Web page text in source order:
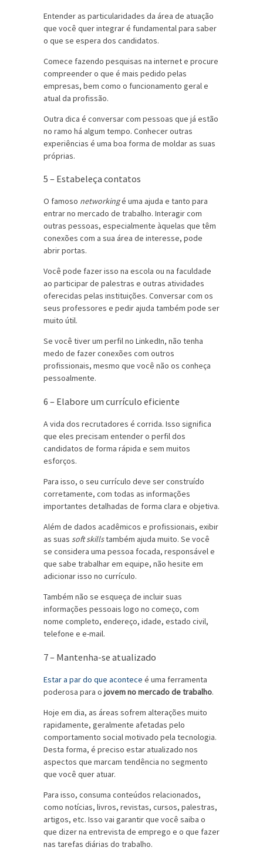
Entender as particularidades da área de atuação
que você quer integrar é fundamental para saber
o que se espera dos candidatos.
Comece fazendo pesquisas na internet e procure
compreender o que é mais pedido pelas
empresas, bem como o funcionamento geral e
atual da profissão.
Outra dica é conversar com pessoas que já estão
no ramo há algum tempo. Conhecer outras
experiências é uma boa forma de moldar as suas
próprias.
5 – Estabeleça contatos
O famoso networkingé uma ajuda e tanto para
entrar no mercado de trabalho. Interagir com
outras pessoas, especialmente àquelas que têm
conexões com a sua área de interesse, pode
abrir portas.
Você pode fazer isso na escola ou na faculdade
ao participar de palestras e outras atividades
oferecidas pelas instituições. Conversar com os
seus professores e pedir ajuda também pode ser
muito útil.
Se você tiver um perfil no LinkedIn, não tenha
medo de fazer conexões com outros
profissionais, mesmo que você não os conheça
pessoalmente.
6 – Elabore um currículo eficiente
A vida dos recrutadores é corrida. Isso significa
que eles precisam entender o perfil dos
candidatos de forma rápida e sem muitos
esforços.
Para isso, o seu currículo deve ser construído
corretamente, com todas as informações
importantes detalhadas de forma clara e objetiva.
Além de dados acadêmicos e profissionais, exibir
as suas soft skillstambém ajuda muito. Se você
se considera uma pessoa focada, responsável e
que sabe trabalhar em equipe, não hesite em
adicionar isso no currículo.
Também não se esqueça de incluir suas
informações pessoais logo no começo, com
nome completo, endereço, idade, estado civil,
telefone e e-mail.
7 – Mantenha-se atualizado
Estar a par do que acontece é uma ferramenta
poderosa para o jovem no mercado de trabalho.
Hoje em dia, as áreas sofrem alterações muito
rapidamente, geralmente afetadas pelo
comportamento social motivado pela tecnologia.
Desta forma, é preciso estar atualizado nos
aspectos que marcam tendência no segmento
que você quer atuar.
Para isso, consuma conteúdos relacionados,
como notícias, livros, revistas, cursos, palestras,
artigos, etc. Isso vai garantir que você saiba o
que dizer na entrevista de emprego e o que fazer
nas tarefas diárias do trabalho.